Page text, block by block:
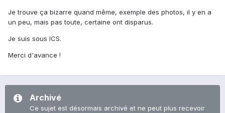
Je trouve ça bizarre quand même, exemple des photos, il y en a
un peu, mais pas toute, certaine ont disparus.
Je suis sous ICS.
Merci d'avance !
Archivé
Ce sujet est désormais archivé et ne peut plus recevoir